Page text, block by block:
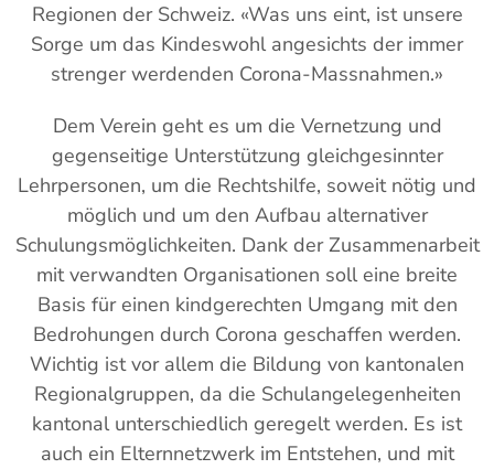
Regionen der Schweiz. «Was uns eint, ist unsere
Sorge um das Kindeswohl angesichts der immer
strenger werdenden Corona-Massnahmen.»
Dem Verein geht es um die Vernetzung und
gegenseitige Unterstützung gleichgesinnter
Lehrpersonen, um die Rechtshilfe, soweit nötig und
möglich und um den Aufbau alternativer
Schulungsmöglichkeiten. Dank der Zusammenarbeit
mit verwandten Organisationen soll eine breite
Basis für einen kindgerechten Umgang mit den
Bedrohungen durch Corona geschaffen werden.
Wichtig ist vor allem die Bildung von kantonalen
Regionalgruppen, da die Schulangelegenheiten
kantonal unterschiedlich geregelt werden. Es ist
auch ein Elternnetzwerk im Entstehen, und mit